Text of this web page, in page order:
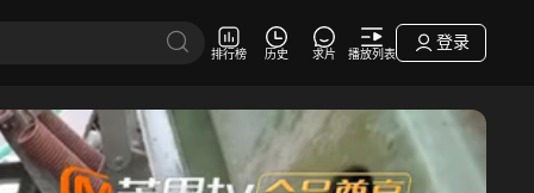
排行榜 历史 求片 播放列表
登录